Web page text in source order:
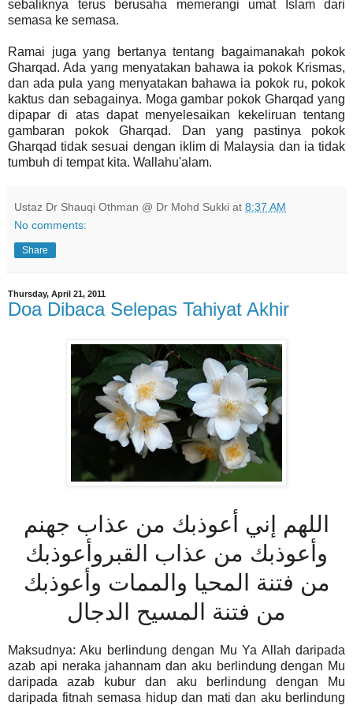
sebaliknya terus berusaha memerangi umat Islam dari
semasa ke semasa.
Ramai juga yang bertanya tentang bagaimanakah pokok
Gharqad. Ada yang menyatakan bahawa ia pokok Krismas,
dan ada pula yang menyatakan bahawa ia pokok ru, pokok
kaktus dan sebagainya. Moga gambar pokok Gharqad yang
dipapar di atas dapat menyelesaikan kekeliruan tentang
gambaran pokok Gharqad. Dan yang pastinya pokok
Gharqad tidak sesuai dengan iklim di Malaysia dan ia tidak
tumbuh di tempat kita. Wallahu'alam.
Ustaz Dr Shauqi Othman @ Dr Mohd Sukki at 8:37 AM
No comments:
Share
Thursday, April 21, 2011
Doa Dibaca Selepas Tahiyat Akhir
اللهم إني أعوذبك من عذاب جهنم
وأعوذبك من عذاب القبروأعوذبك
من فتنة المحيا والممات وأعوذبك
من فتنة المسيح الدجال
Maksudnya: Aku berlindung dengan Mu Ya Allah daripada
azab api neraka jahannam dan aku berlindung dengan Mu
daripada azab kubur dan aku berlindung dengan Mu
daripada fitnah semasa hidup dan mati dan aku berlindung